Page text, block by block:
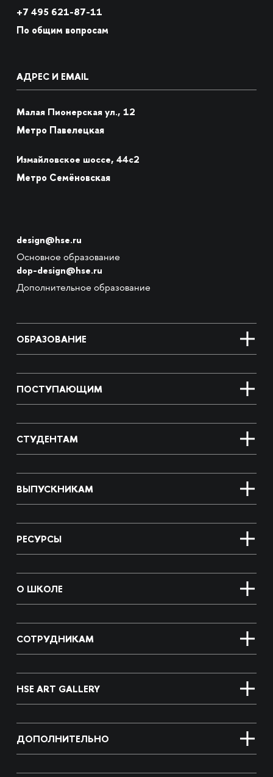
+7 495 621-87-11
По общим вопросам
АДРЕС И EMAIL
Малая Пионерская ул., 12
Метро Павелецкая
Измайловское шоссе, 44с2
Метро Семёновская
design@hse.ru
Основное образование
dop-design@hse.ru
Дополнительное образование
ОБРАЗОВАНИЕ
ПОСТУПАЮЩИМ
СТУДЕНТАМ
ВЫПУСКНИКАМ
РЕСУРСЫ
О ШКОЛЕ
СОТРУДНИКАМ
HSE ART GALLERY
ДОПОЛНИТЕЛЬНО